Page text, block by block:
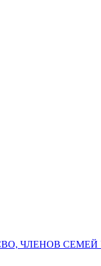
ЧЛЕНОВ